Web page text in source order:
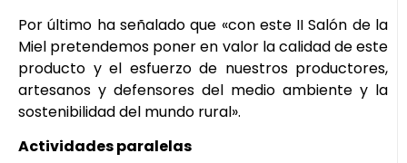
Por último ha señalado que «con este II Salón de la
Miel pretendemos poner en valor la calidad de este
producto y el esfuerzo de nuestros productores,
artesanos y defensores del medio ambiente y la
sostenibilidad del mundo rural».
Actividades paralelas